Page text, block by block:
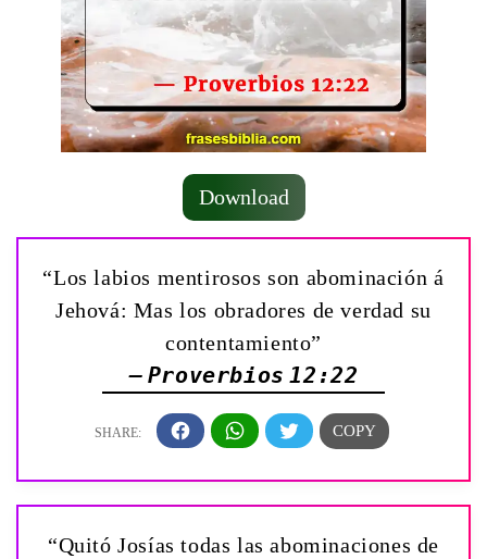
Download
“Los labios mentirosos son abominación á
Jehová: Mas los obradores de verdad su
contentamiento”
— Proverbios 12:22
“Quitó Josías todas las abominaciones de